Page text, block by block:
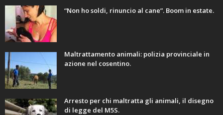
“Non ho soldi, rinuncio al cane”. Boom in estate.
Maltrattamento animali: polizia provinciale in
azione nel cosentino.
Arresto per chi maltratta gli animali, il disegno
di legge del M5S.